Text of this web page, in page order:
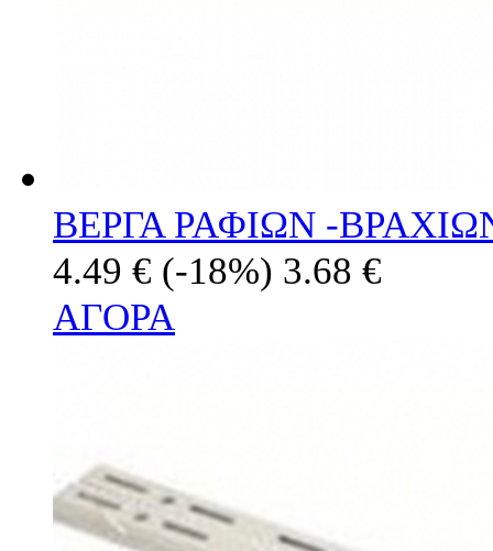
ΒΕΡΓΑ ΡΑΦΙΩΝ -
4.49 € (-18%) 3.68 €
ΑΓΟΡΑ